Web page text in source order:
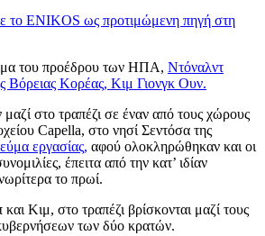
το ENIKOS ως προτιμώμενη πηγή στη
του προέδρου των ΗΠΑ, Ντόναλντ
Βόρειας Κορέας, Κιμ Γιονγκ Ουν.
μαζί στο τραπέζι σε έναν από τους χώρους
Capella, στο νησί Σεντόσα της
εργασίας, αφού ολοκληρώθηκαν και οι
έπειτα από την κατ’ ιδίαν
το πρωί.
Κιμ, στο τραπέζι βρίσκονται μαζί τους
των δύο κρατών.